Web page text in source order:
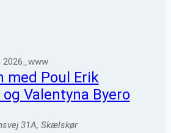
med Poul Erik
Valentyna Byero
31A, Skælskør